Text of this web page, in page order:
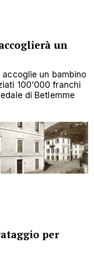
un
un bambino
100'000 franchi
di Betlemme
per